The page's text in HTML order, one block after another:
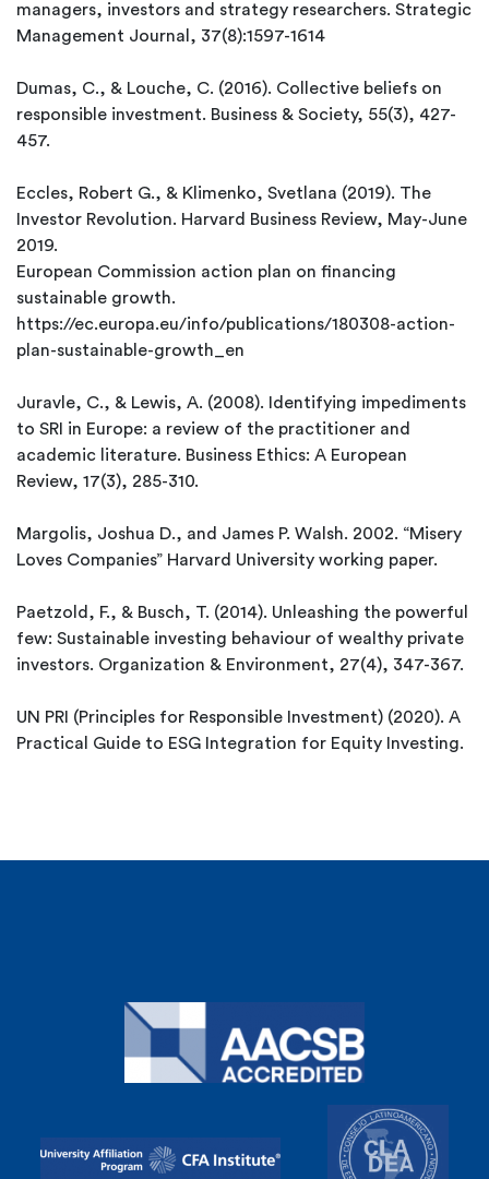
managers, investors and strategy researchers. Strategic
Management Journal, 37(8):1597-1614
Dumas, C., & Louche, C. (2016). Collective beliefs on
responsible investment. Business & Society, 55(3), 427-
457.
Eccles, Robert G., & Klimenko, Svetlana (2019). The
Investor Revolution. Harvard Business Review, May-June
2019.
European Commission action plan on financing
sustainable growth.
https://ec.europa.eu/info/publications/180308-action-
plan-sustainable-growth_en
Juravle, C., & Lewis, A. (2008). Identifying impediments
to SRI in Europe: a review of the practitioner and
academic literature. Business Ethics: A European
Review, 17(3), 285-310.
Margolis, Joshua D., and James P. Walsh. 2002. “Misery
Loves Companies” Harvard University working paper.
Paetzold, F., & Busch, T. (2014). Unleashing the powerful
few: Sustainable investing behaviour of wealthy private
investors. Organization & Environment, 27(4), 347-367.
UN PRI (Principles for Responsible Investment) (2020). A
Practical Guide to ESG Integration for Equity Investing.